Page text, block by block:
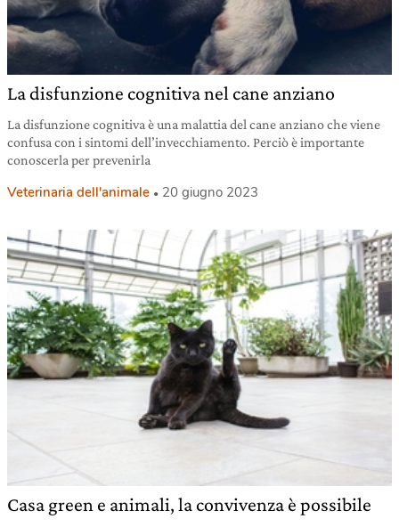
La disfunzione cognitiva nel cane anziano
La disfunzione cognitiva è una malattia del cane anziano che viene
confusa con i sintomi dell’invecchiamento. Perciò è importante
conoscerla per prevenirla
Veterinaria dell'animale 20 giugno 2023
Casa green e animali, la convivenza è possibile